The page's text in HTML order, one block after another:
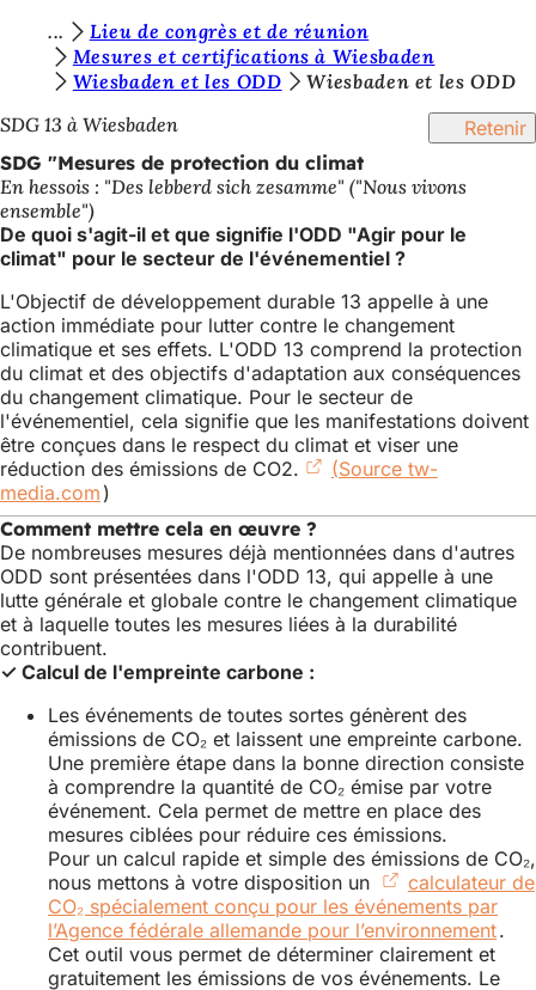
Accéder au contenu
u
s
ê
t
e
s
i
c
i
:
Lieu de congrès et de réunion
Mesures et certifications à Wiesbaden
Wiesbaden et les ODD
Wiesbaden et les ODD
SDG 13 à Wiesbaden
Retenir
SDG "Mesures de protection du climat
En hessois : "Des lebberd sich zesamme" ("Nous vivons
ensemble")
De quoi s'agit-il et que signifie l'ODD "Agir pour le
climat" pour le secteur de l'événementiel ?
L'Objectif de développement durable 13 appelle à une
action immédiate pour lutter contre le changement
climatique et ses effets. L'ODD 13 comprend la protection
du climat et des objectifs d'adaptation aux conséquences
du changement climatique. Pour le secteur de
l'événementiel, cela signifie que les manifestations doivent
être conçues dans le respect du climat et viser une
réduction des émissions de CO2.
(Source tw-
media.com (S'ouvre
dans
un
nouvel
onglet)
)
Comment mettre cela en œuvre ?
De nombreuses mesures déjà mentionnées dans d'autres
ODD sont présentées dans l'ODD 13, qui appelle à une
lutte générale et globale contre le changement climatique
et à laquelle toutes les mesures liées à la durabilité
contribuent.
✓ Calcul de l'empreinte carbone :
Les événements de toutes sortes génèrent des
émissions de CO₂ et laissent une empreinte carbone.
Une première étape dans la bonne direction consiste
à comprendre la quantité de CO₂ émise par votre
événement. Cela permet de mettre en place des
mesures ciblées pour réduire ces émissions.
Pour un calcul rapide et simple des émissions de CO₂,
nous mettons à votre disposition un
calculateur de
CO₂ spécialement conçu pour les événements par
l’Agence fédérale allemande pour l’environnement
un
.
Cet outil vous permet de déterminer clairement et
gratuitement les émissions de vos événements. Le